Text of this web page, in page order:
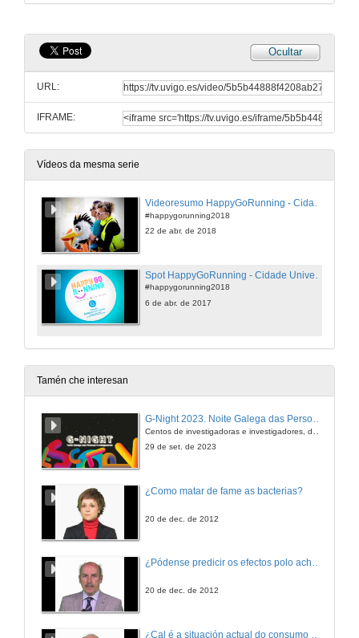
Ocultar
URL:
IFRAME:
Vídeos da mesma serie
Videoresumo HappyGoRunning - Cidade Universitaria - 2018
#happygorunning2018
22 de abr. de 2018
#happygorunning2018
6 de abr. de 2017
Tamén che interesan
G-Night 2023. Noite Galega das Persoas Investigadoras. Conciencias creativas
29 de set. de 2023
¿Como matar de fame as bacterias?
20 de dec. de 2012
¿Pódense predicir os efectos polo achegamento á Terra dos asteroides?
20 de dec. de 2012